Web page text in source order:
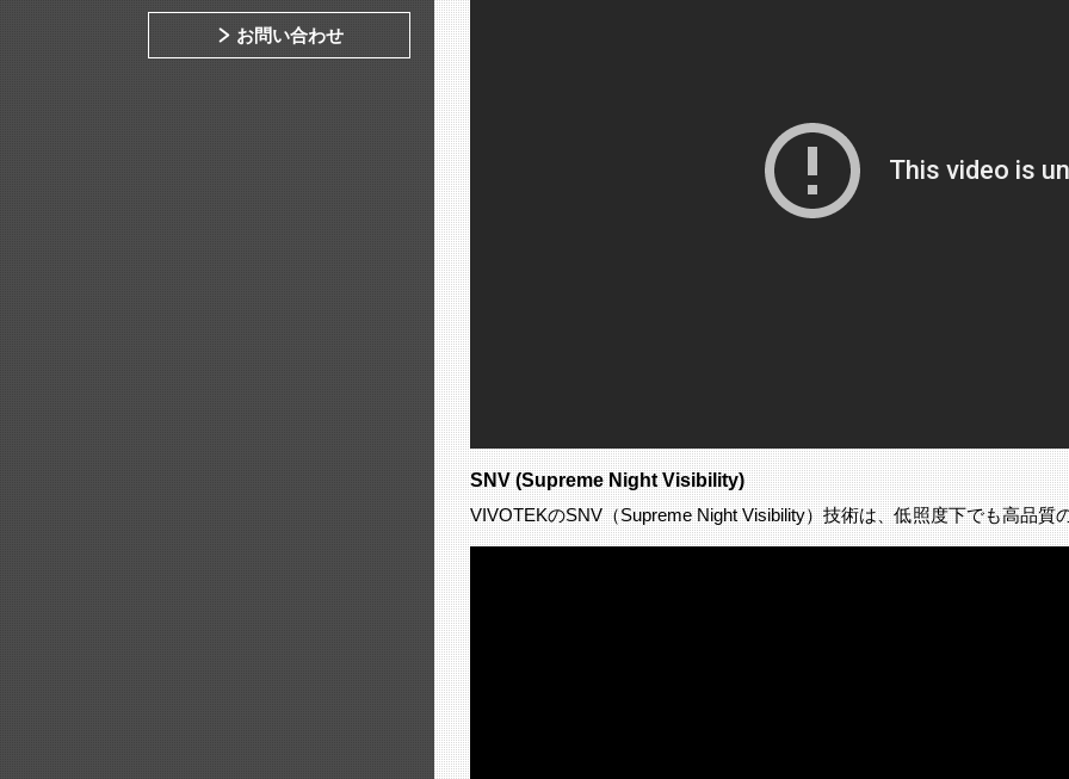
SNV (Supreme Night Visibility)
VIVOTEKのSNV（Supreme Night Visibility）技術は、低照度下でも高品質
お問い合わせ